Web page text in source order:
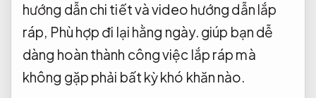
hướng dẫn chi tiết và video hướng dẫn lắp
ráp, Phù hợp đi lại hằng ngày. giúp bạn dễ
dàng hoàn thành công việc lắp ráp mà
không gặp phải bất kỳ khó khăn nào.